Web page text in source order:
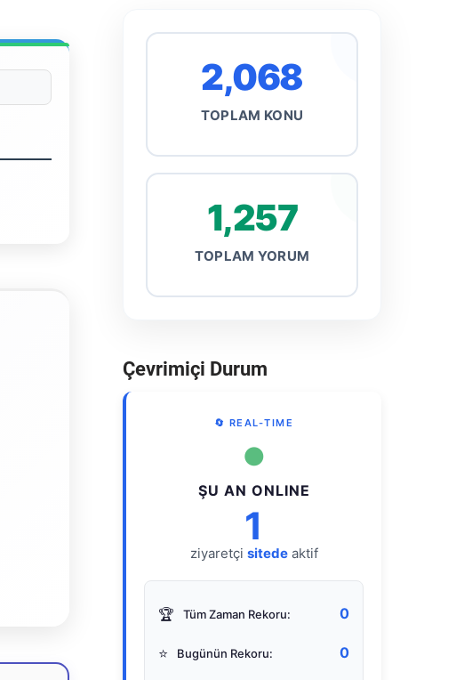
2,068
TOPLAM KONU
1,257
TOPLAM YORUM
Çevrimiçi Durum
🔄 REAL-TIME
●
ŞU AN ONLINE
1
ziyaretçi sitedeaktif
🏆 Tüm Zaman Rekoru: 0
⭐ Bugünün Rekoru: 0